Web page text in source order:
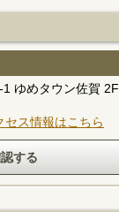
ゆめタウン佐賀 2F
ス情報はこちら